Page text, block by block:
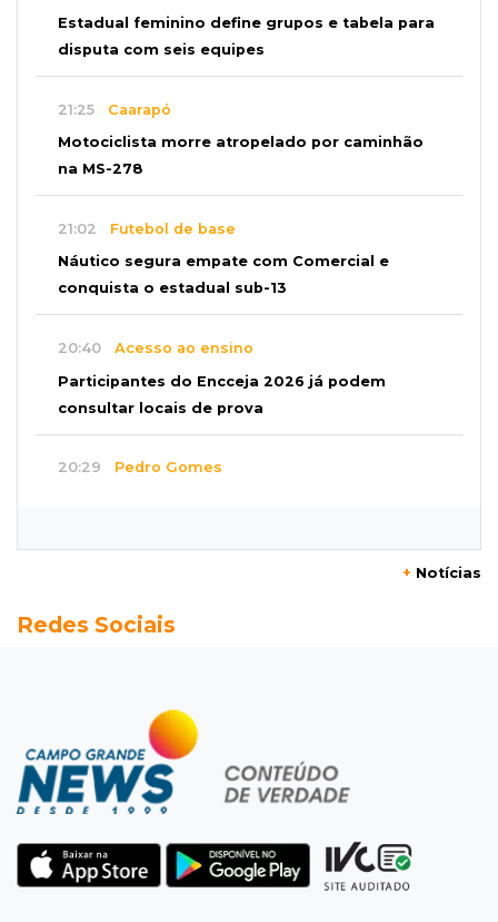
Estadual feminino define grupos e tabela para
disputa com seis equipes
21:25 Caarapó
Motociclista morre atropelado por caminhão
na MS-278
21:02 Futebol de base
Náutico segura empate com Comercial e
conquista o estadual sub-13
20:40 Acesso ao ensino
Participantes do Encceja 2026 já podem
consultar locais de prova
20:29 Pedro Gomes
Pantanal treina em Goiânia antes de jogo que
Campeonato Brasileiro
Remo busca empate com Atlético-MG e segue
na zona de rebaixamento
Defesa diz que preso suspeito de sequestro
só emprestou casa a conhecido
+ Notícias
Redes Sociais